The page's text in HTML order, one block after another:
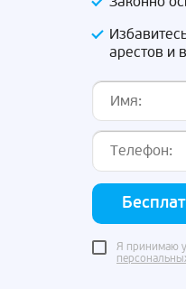
арестов и
Я принимаю